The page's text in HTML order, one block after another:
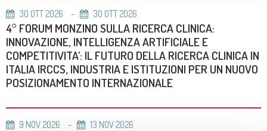
30 OTT 2026 30 OTT 2026
4° FORUM MONZINO SULLA RICERCA CLINICA:
INNOVAZIONE, INTELLIGENZA ARTIFICIALE E
COMPETITIVITA’: IL FUTURO DELLA RICERCA CLINICA IN
ITALIA IRCCS, INDUSTRIA E ISTITUZIONI PER UN NUOVO
POSIZIONAMENTO INTERNAZIONALE
9 NOV 2026 13 NOV 2026